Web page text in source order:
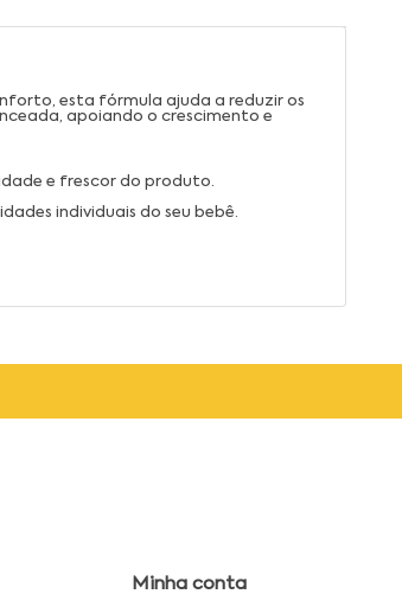
esta fórmula ajuda a reduzir os
apoiando o crescimento e
e frescor do produto.
individuais do seu bebê.
Minha conta